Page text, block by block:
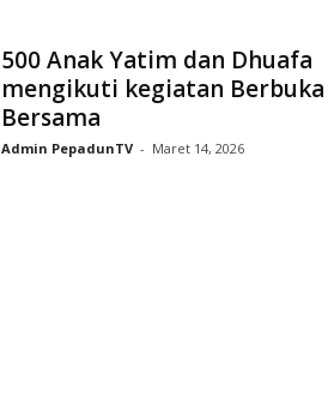
500 Anak Yatim dan Dhuafa
mengikuti kegiatan Berbuka
Bersama
Admin PepadunTV - Maret 14, 2026